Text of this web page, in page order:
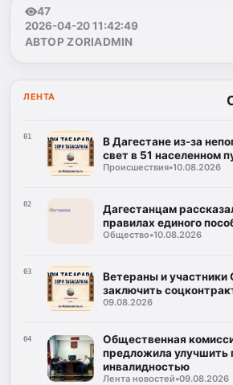
47
2026-04-20 11:42:49
АВТОР ZORIADMIN
ЛЕНТА
01
В Дагестане из-за
свет в 51 населенном
Происшествия•10.08.2026
02
Дагестанцам
правилах единого
Общество•10.08.2026
03
Ветераны и участники
заключить
09.08.2026
04
Общественная
предложила
инвалидностью
Лента новостей•09.08.2026